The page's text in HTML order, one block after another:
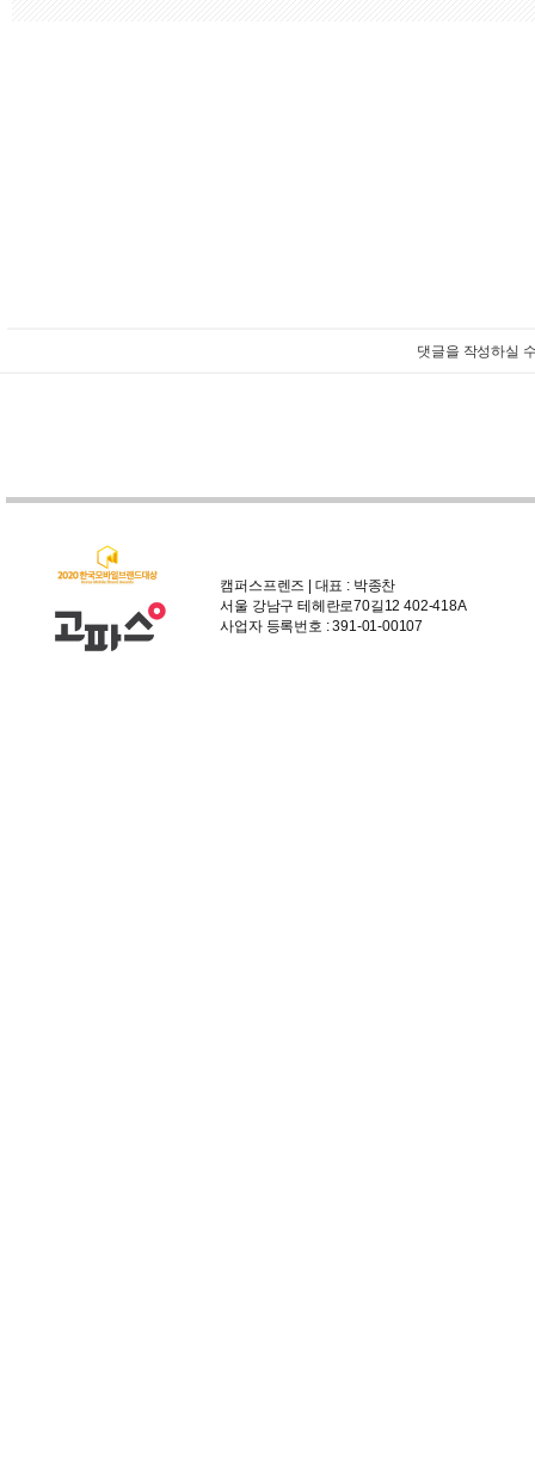
댓글을 작성하실
캠퍼스프렌즈 | 대표 : 박종찬
서울 강남구 테헤란로70길12 402-418A
사업자 등록번호 : 391-01-00107